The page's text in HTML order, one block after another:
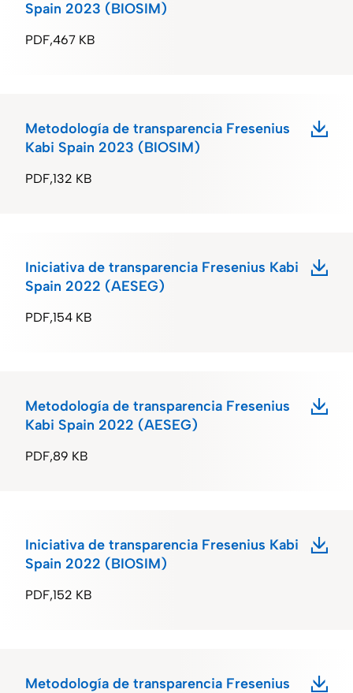
467 KB
PDF
Spain 2023 (BIOSIM)
132 KB
PDF
Metodología de transparencia Fresenius
Kabi Spain 2023 (BIOSIM)
154 KB
PDF
Iniciativa de transparencia Fresenius Kabi
Spain 2022 (AESEG)
89 KB
PDF
Metodología de transparencia Fresenius
Kabi Spain 2022 (AESEG)
152 KB
PDF
Iniciativa de transparencia Fresenius Kabi
Spain 2022 (BIOSIM)
Metodología de transparencia Fresenius